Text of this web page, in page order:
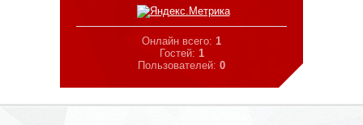
Онлайн всего: 1
Гостей: 1
Пользователей: 0